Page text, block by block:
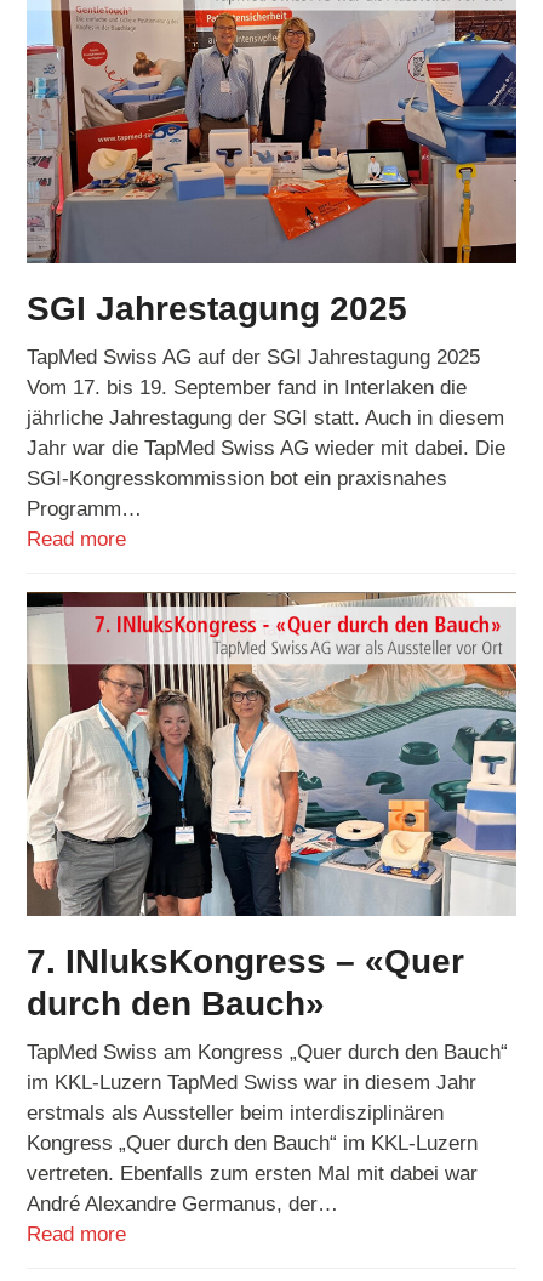
SGI Jahrestagung 2025
TapMed Swiss AG auf der SGI Jahrestagung 2025
Vom 17. bis 19. September fand in Interlaken die
jährliche Jahrestagung der SGI statt. Auch in diesem
Jahr war die TapMed Swiss AG wieder mit dabei. Die
SGI-Kongresskommission bot ein praxisnahes
Programm…
Read more
7. INluksKongress – «Quer
durch den Bauch»
TapMed Swiss am Kongress „Quer durch den Bauch“
im KKL-Luzern TapMed Swiss war in diesem Jahr
erstmals als Aussteller beim interdisziplinären
Kongress „Quer durch den Bauch“ im KKL-Luzern
vertreten. Ebenfalls zum ersten Mal mit dabei war
André Alexandre Germanus, der…
Read more